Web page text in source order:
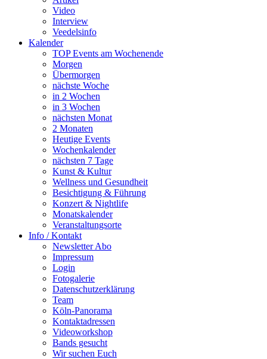
Video
Interview
Veedelsinfo
Kalender
TOP Events am Wochenende
Morgen
Übermorgen
nächste Woche
in 2 Wochen
in 3 Wochen
nächsten Monat
2 Monaten
Heutige Events
Wochenkalender
nächsten 7 Tage
Kunst & Kultur
Wellness und Gesundheit
Besichtigung & Führung
Konzert & Nightlife
Monatskalender
Veranstaltungsorte
Info / Kontakt
Newsletter Abo
Impressum
Login
Fotogalerie
Datenschutzerklärung
Team
Köln-Panorama
Kontaktadressen
Videoworkshop
Bands gesucht
Wir suchen Euch